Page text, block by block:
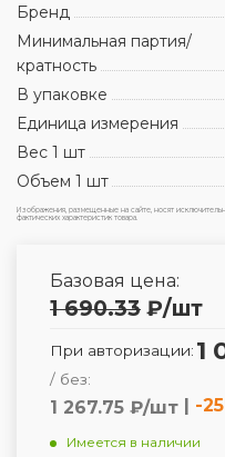
Бренд
Минимальная партия/
кратность
В упаковке
Единица измерения
Вес 1 шт
Объем 1 шт
Изображения, размещенные на сайте, носят
фактических характеристик товара.
Базовая цена:
1 690.33 ₽/шт
При авторизации: 1
/ без:
1 267.75 ₽/шт | -
Имеется в наличии